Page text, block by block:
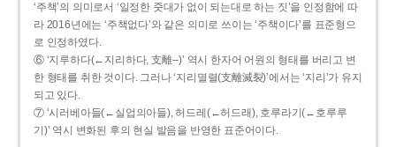
‘주책’의 의미로서 ‘일정한 줏대가 없이 되는대로 하는 짓’을 인정함에 따
라 2016년에는 ‘주책없다’와 같은 의미로 쓰이는 ‘주책이다’를 표준형으
로 인정하였다.
⑥ ‘지루하다(←지리하다, 支離--)’ 역시 한자어 어원의 형태를 버리고 변
한 형태를 취한 것이다. 그러나 ‘지리멸렬(支離滅裂)’에서는 ‘지리’가 유지
되고 있다.
⑦ ‘시러베아들(←실업의아들), 허드레(←허드래), 호루라기(←호루루
기)’ 역시 변화된 후의 현실 발음을 반영한 표준어이다.